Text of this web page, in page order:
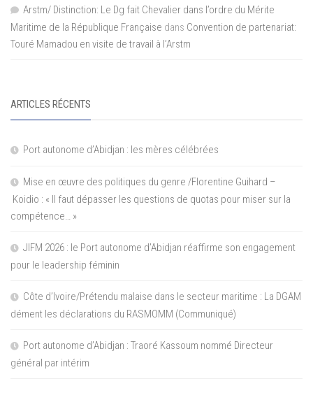
Arstm/ Distinction: Le Dg fait Chevalier dans l’ordre du Mérite
Maritime de la République Française dans Convention de partenariat:
Touré Mamadou en visite de travail à l’Arstm
ARTICLES RÉCENTS
Port autonome d’Abidjan : les mères célébrées
Mise en œuvre des politiques du genre /Florentine Guihard –
Koidio : « Il faut dépasser les questions de quotas pour miser sur la
compétence… »
JIFM 2026 : le Port autonome d’Abidjan réaffirme son engagement
pour le leadership féminin
Côte d’Ivoire/Prétendu malaise dans le secteur maritime : La DGAM
dément les déclarations du RASMOMM (Communiqué)
Port autonome d’Abidjan : Traoré Kassoum nommé Directeur
général par intérim